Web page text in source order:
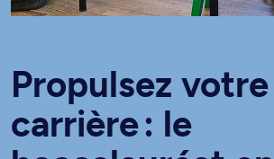
Propulsez votre
carrière : le